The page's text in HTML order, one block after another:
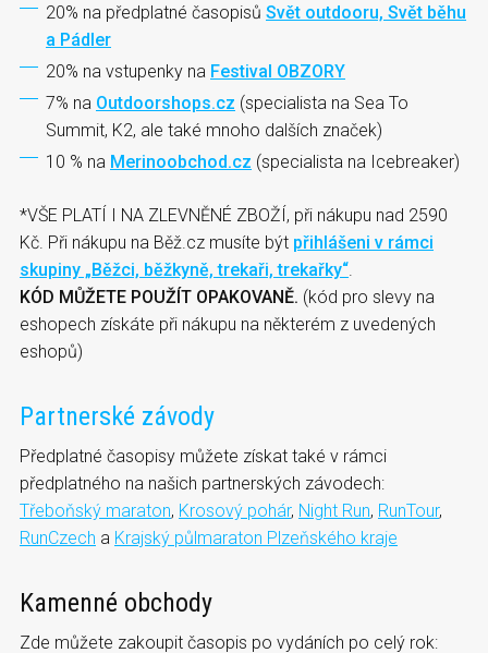
20% na předplatné časopisů Svět outdooru, Svět běhu
a Pádler
20% na vstupenky na Festival OBZORY
7% na Outdoorshops.cz (specialista na Sea To
Summit, K2, ale také mnoho dalších značek)
10 % na Merinoobchod.cz (specialista na Icebreaker)
*VŠE PLATÍ I NA ZLEVNĚNÉ ZBOŽÍ, při nákupu nad 2590
Kč. Při nákupu na Běž.cz musíte být přihlášeni v rámci
skupiny „Běžci, běžkyně, trekaři, trekařky“
KÓD MŮŽETE POUŽÍT OPAKOVANĚ. (kód pro slevy na
eshopech získáte při nákupu na některém z uvedených
eshopů)
Partnerské závody
Předplatné časopisy můžete získat také v rámci
předplatného na našich partnerských závodech:
Třeboňský maraton, Krosový pohár, Night Run, RunTour,
RunCzech a Krajský půlmaraton Plzeňského kraje
Kamenné obchody
Zde můžete zakoupit časopis po vydáních po celý rok: